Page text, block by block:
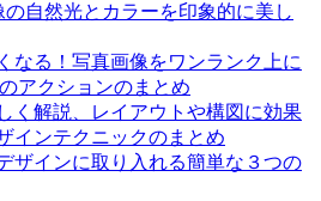
自然光とカラーを印象的に美し
なる！写真画像をワンランク上に
アクションのまとめ
く解説、レイアウトや構図に効果
インテクニックのまとめ
ザインに取り入れる簡単な３つの